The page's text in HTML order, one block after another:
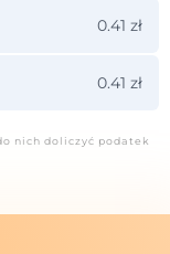
0.41 zł
0.41 zł
nich doliczyć podatek